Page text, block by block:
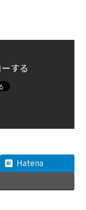
する
Hatena